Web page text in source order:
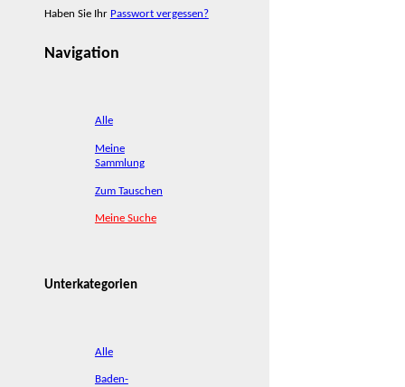
Haben Sie Ihr Passwort vergessen?
Navigation
Alle
Meine
Sammlung
Zum Tauschen
Meine Suche
Unterkategorien
Alle
Baden-